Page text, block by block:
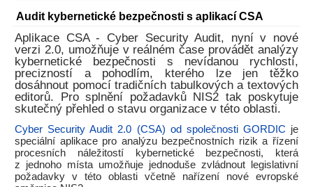
Audit kybernetické bezpečnosti s aplikací CSA
Aplikace CSA - Cyber Security Audit, nyní v nové
verzi 2.0, umožňuje v reálném čase provádět analýzy
kybernetické bezpečnosti s nevídanou rychlostí,
precizností a pohodlím, kterého lze jen těžko
dosáhnout pomocí tradičních tabulkových a textových
editorů. Pro splnění požadavků NIS2 tak poskytuje
skutečný přehled o stavu organizace v této oblasti.
Cyber Security Audit 2.0 (CSA) od společnosti GORDIC je
speciální aplikace pro analýzu bezpečnostních rizik a řízení
procesních náležitostí kybernetické bezpečnosti, která
z jednoho místa umožňuje jednoduše zvládnout legislativní
požadavky v této oblasti včetně nařízení nové evropské